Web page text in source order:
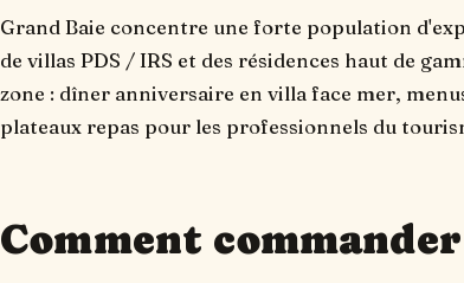
Grand Baie concentre une forte population
de villas PDS / IRS et des résidences haut de
zone : dîner anniversaire en villa face mer,
plateaux repas pour les professionnels du
Comment